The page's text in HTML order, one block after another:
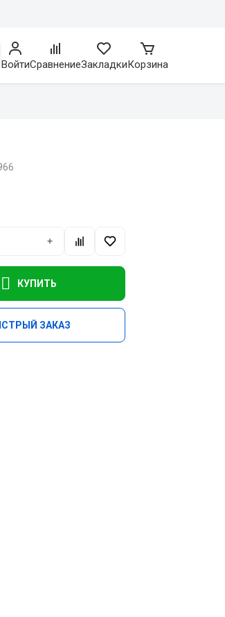
ВойтиСравнениеЗакладкиКорзина
+
КУПИТЬ
ЗАКАЗ